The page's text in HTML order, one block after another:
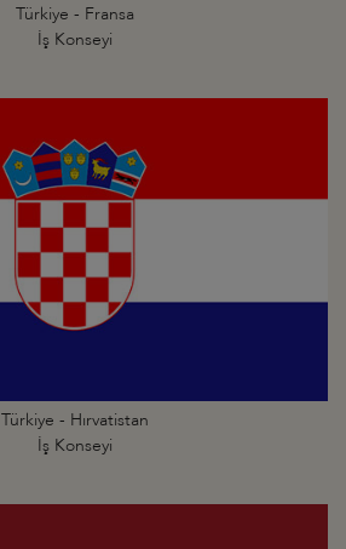
Türkiye - Fransa
İş Konseyi
Türkiye - Hırvatistan
İş Konseyi